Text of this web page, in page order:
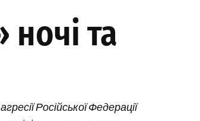
та
Російської Федерації